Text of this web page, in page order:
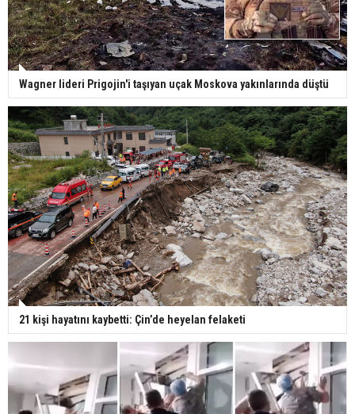
Wagner lideri Prigojin'i taşıyan uçak Moskova yakınlarında düştü
21 kişi hayatını kaybetti: Çin’de heyelan felaketi